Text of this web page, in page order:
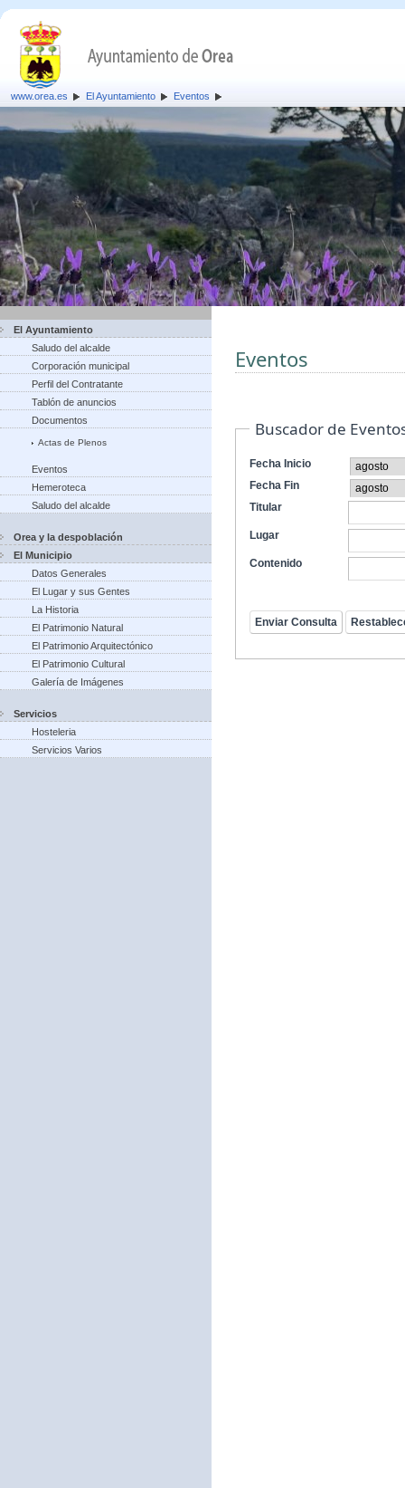
www.orea.es El Ayuntamiento Eventos
El Ayuntamiento
Saludo del alcalde
Corporación municipal
Perfil del Contratante
Tablón de anuncios
Documentos
Actas de Plenos
Eventos
Hemeroteca
Saludo del alcalde
Orea y la despoblación
El Municipio
Datos Generales
El Lugar y sus Gentes
La Historia
El Patrimonio Natural
El Patrimonio Arquitectónico
El Patrimonio Cultural
Galería de Imágenes
Servicios
Hosteleria
Servicios Varios
Eventos
Buscador de
Fecha Inicio
Fecha Fin
Titular
Lugar
Contenido